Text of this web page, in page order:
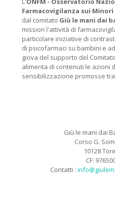
Farmacovigilanza sui Minori
dal comitato Giù le mani dai
mission l'attività di
particolare iniziative di
di psicofarmaci su bambini e
giova del supporto del
alimenta di contenuti le azioni
sensibilizzazione promosse
Giù le mani dai
Corso G.
10128
CF:
Contatti :